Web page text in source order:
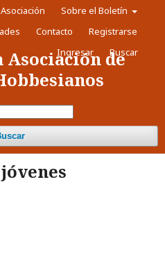
de
Sobre el Boletín
Contacto
Registrarse
Ingresar
Buscar